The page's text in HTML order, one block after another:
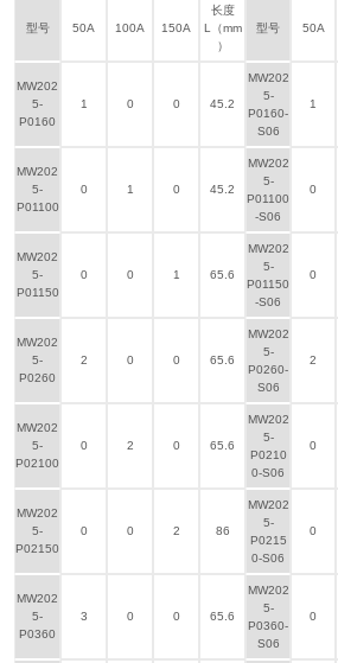
型号 50A 100A 150A
长度
L（mm
）
型号 50A
MW202
5-
P0160
1 0 0 45.2
MW202
5-
P0160-
S06
1
MW202
5-
P01100
0 1 0 45.2
MW202
5-
P01100
-S06
0
MW202
5-
P01150
0 0 1 65.6
MW202
5-
P01150
-S06
0
MW202
5-
P0260
2 0 0 65.6
MW202
5-
P0260-
S06
2
MW202
5-
P02100
0 2 0 65.6
MW202
5-
P0210
0-S06
0
MW202
5-
P02150
0 0 2 86
MW202
5-
P0215
0-S06
0
MW202
5-
P0360
3 0 0 65.6
MW202
5-
P0360-
S06
0